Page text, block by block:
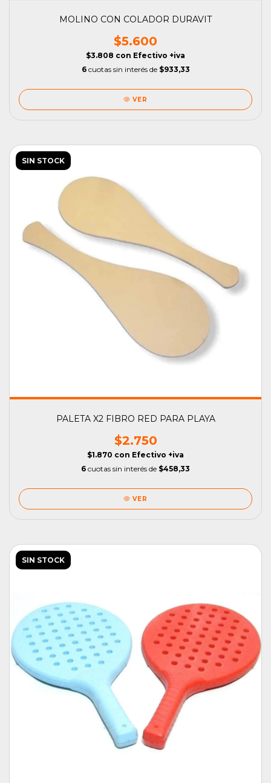
MOLINO CON COLADOR DURAVIT
$5.600
$3.808 con Efectivo +iva
6 cuotas sin interés de $933,33
VER
SIN STOCK
PALETA X2 FIBRO RED PARA PLAYA
$2.750
$1.870 con Efectivo +iva
6 cuotas sin interés de $458,33
VER
SIN STOCK